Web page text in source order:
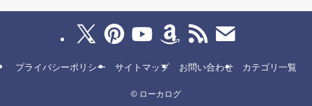
プライバシーポリシー サイトマップ お問い合わせ カテゴリ一覧
© ローカログ